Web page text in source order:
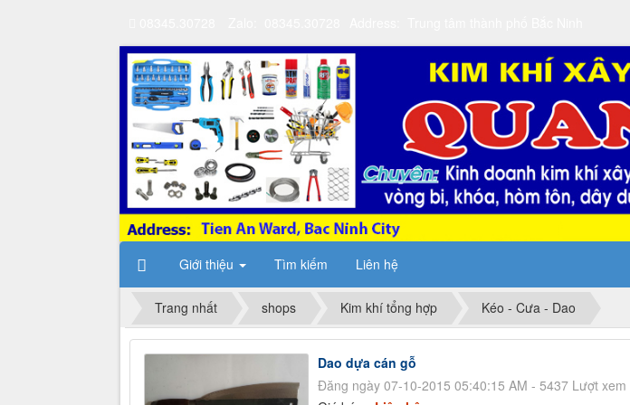
Giới thiệu Tìm kiếm Liên hệ
Trang nhất shops Kim khí tổng hợp Kéo - Cưa - Dao
Dao dựa cán gỗ
Đăng ngày 07-10-2015 05:40:15 AM - 5437 Lượt xem